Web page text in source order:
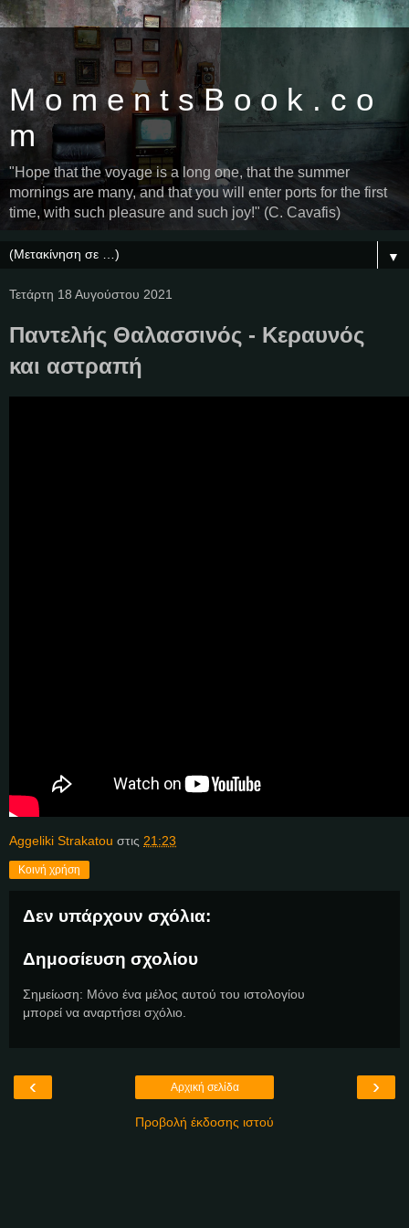
M o m e n t s B o o k . c o
m
"Hope that the voyage is a long one, that the summer
mornings are many, and that you will enter ports for the first
time, with such pleasure and such joy!" (C. Cavafis)
▼
Τετάρτη 18 Αυγούστου 2021
Παντελής Θαλασσινός - Κεραυνός
και αστραπή
Aggeliki Strakatou στις 21:23
Κοινή χρήση
Δεν υπάρχουν σχόλια:
Δημοσίευση σχολίου
Σημείωση: Μόνο ένα μέλος αυτού του ιστολογίου
μπορεί να αναρτήσει σχόλιο.
‹ ›
Αρχική σελίδα
Προβολή έκδοσης ιστού